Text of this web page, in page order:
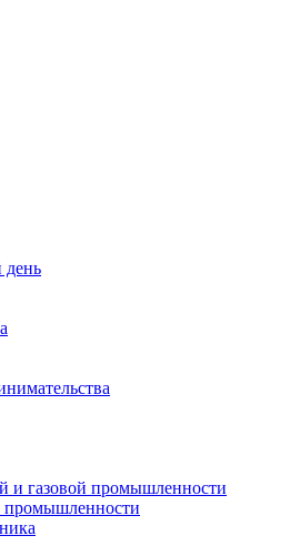
и газовой промышленности
промышленности